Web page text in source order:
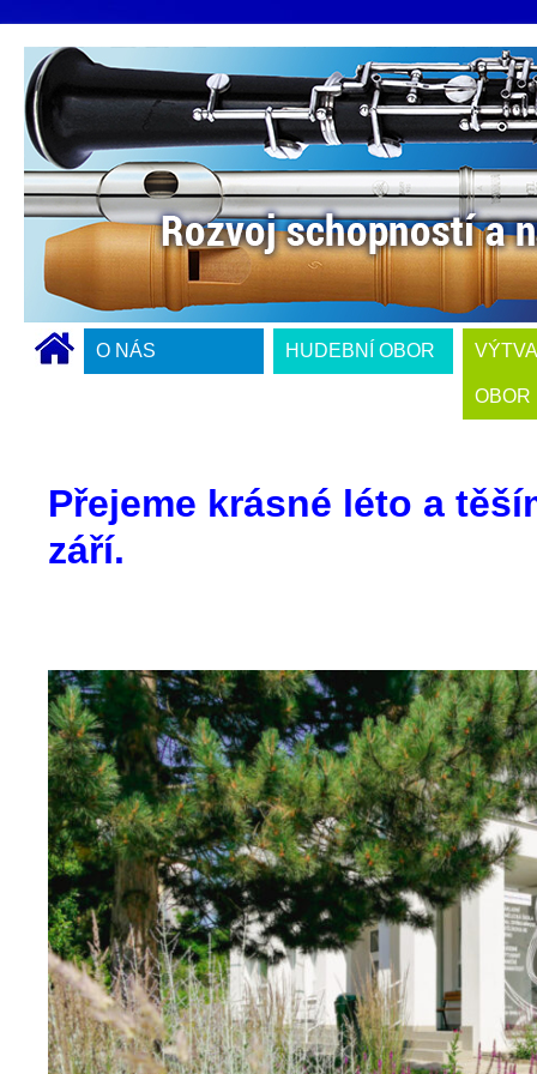
O NÁS HUDEBNÍ OBOR
OBOR
Přejeme krásné léto a
září.